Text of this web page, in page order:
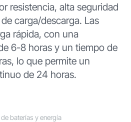
resistencia, alta seguridad
carga/descarga. Las
rápida, con una
6-8 horas y un tiempo de
lo que permite un
de 24 horas.
baterías y energía